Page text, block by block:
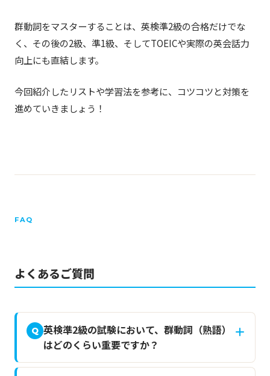
群動詞をマスターすることは、英検準2級の合格だけでな
く、その後の2級、準1級、そしてTOEICや実際の英会話力
向上にも直結します。
今回紹介したリストや学習法を参考に、コツコツと対策を
進めていきましょう！
FAQ
よくあるご質問
Q 英検準2級の試験において、群動詞（熟語）
はどのくらい重要ですか？